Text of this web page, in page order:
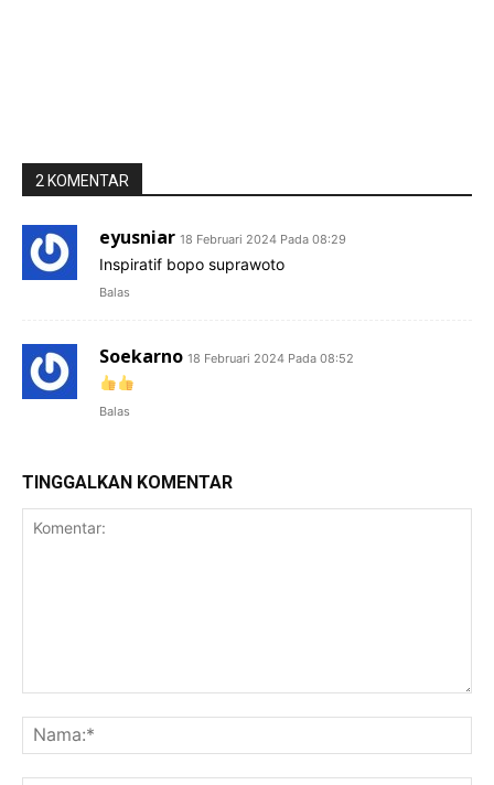
2 KOMENTAR
eyusniar 18 Februari 2024 Pada 08:29
Inspiratif bopo suprawoto
Balas
Soekarno 18 Februari 2024 Pada 08:52
Balas
TINGGALKAN KOMENTAR